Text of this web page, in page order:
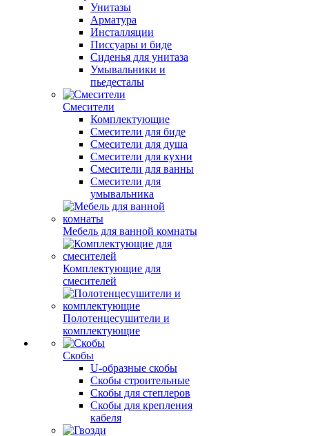
Унитазы
Арматура
Инсталляции
Писсуары и биде
Сиденья для унитаза
Умывальники и
пьедесталы
Смесители
Комплектующие
Смесители для биде
Смесители для душа
Смесители для кухни
Смесители для ванны
Смесители для
умывальника
Мебель для ванной комнаты
Комплектующие для
смесителей
Полотенцесушители и
комплектующие
Скобы
U-образные скобы
Скобы строительные
Скобы для степлеров
Скобы для крепления
кабеля